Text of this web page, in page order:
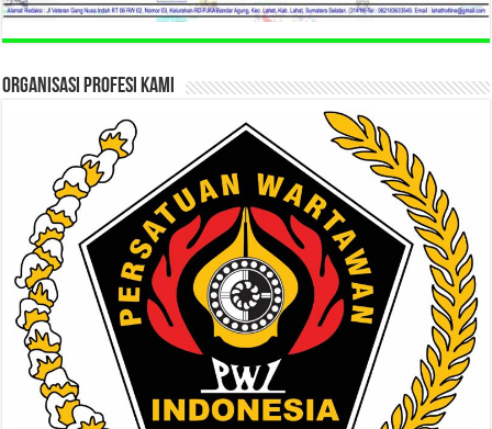
ORGANISASI PROFESI KAMI